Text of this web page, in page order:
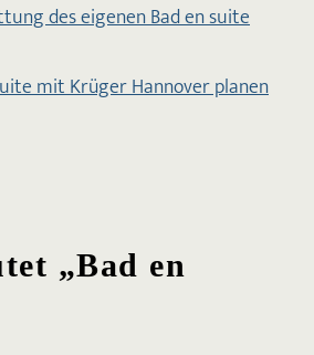
des eigenen Bad en suite
mit Krüger Hannover planen
„Bad en